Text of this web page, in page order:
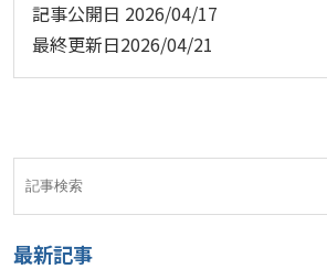
記事公開日 2026/04/17
最終更新日2026/04/21
最新記事